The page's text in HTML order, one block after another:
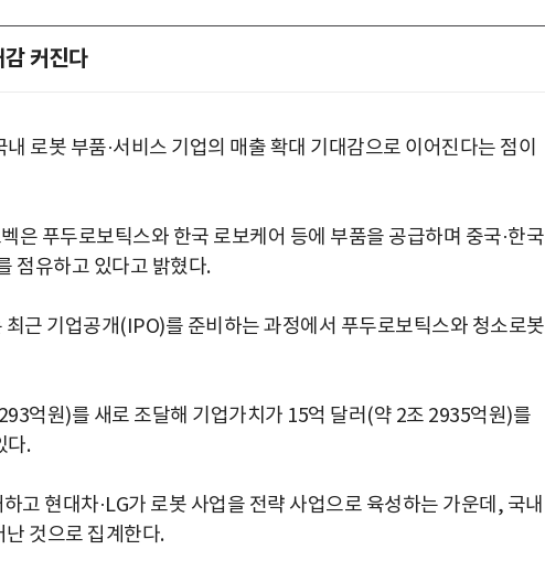
커진다
로봇 부품·서비스 기업의 매출 확대 기대감으로 이어진다는 점이
은 푸두로보틱스와 한국 로보케어 등에 부품을 공급하며 중국·한국
점유하고 있다고 밝혔다.
근 기업공개(IPO)를 준비하는 과정에서 푸두로보틱스와 청소로봇
억원)를 새로 조달해 기업가치가 15억 달러(약 2조 2935억원)를
다.
고 현대차·LG가 로봇 사업을 전략 사업으로 육성하는 가운데, 국내
것으로 집계한다.